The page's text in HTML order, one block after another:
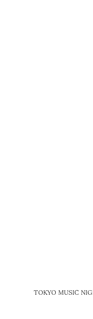
TOKYO MUSIC